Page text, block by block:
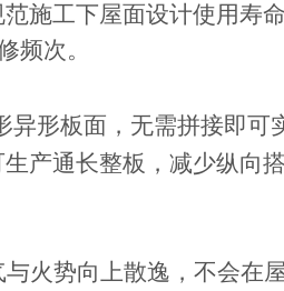
施工下屋面设计使用寿
频次。
形板面，无需拼接即可
产通长整板，减少纵向搭
火势向上散逸，不会在